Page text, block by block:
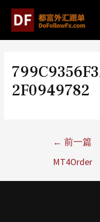
2F0949782
← 前一篇
MT4Order